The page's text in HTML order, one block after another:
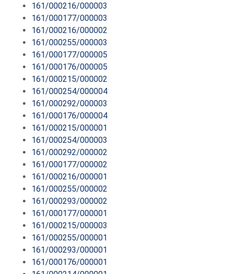
161/000216/000003
161/000177/000003
161/000216/000002
161/000255/000003
161/000177/000005
161/000176/000005
161/000215/000002
161/000254/000004
161/000292/000003
161/000176/000004
161/000215/000001
161/000254/000003
161/000292/000002
161/000177/000002
161/000216/000001
161/000255/000002
161/000293/000002
161/000177/000001
161/000215/000003
161/000255/000001
161/000293/000001
161/000176/000001